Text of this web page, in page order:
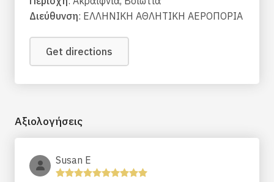
Διεύθυνση: ΕΛΛΗΝΙΚΗ ΑΘΛΗΤΙΚΗ ΑΕΡΟΠΟΡΙΑ
Get directions
Αξιολογήσεις
Susan E